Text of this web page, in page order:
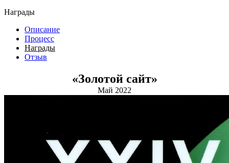
Награды
Описание
Процесс
Награды
Отзыв
«Золотой сайт»
Май 2022